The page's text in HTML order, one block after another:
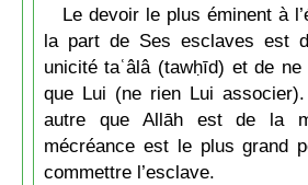
Le devoir le plus éminent à
la part de Ses esclaves est
unicité taʿâlâ (tawḥīd) et de
que Lui (ne rien Lui
autre que Allāh est de la
mécréance est le plus grand
commettre l’esclave.